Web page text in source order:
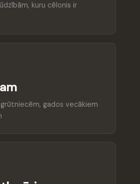
kuru cēlonis ir
gados vecākiem